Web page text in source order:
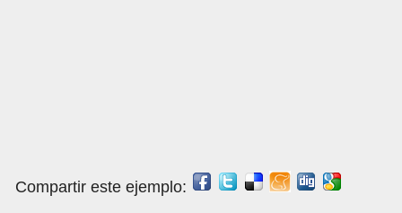
Compartir este ejemplo: